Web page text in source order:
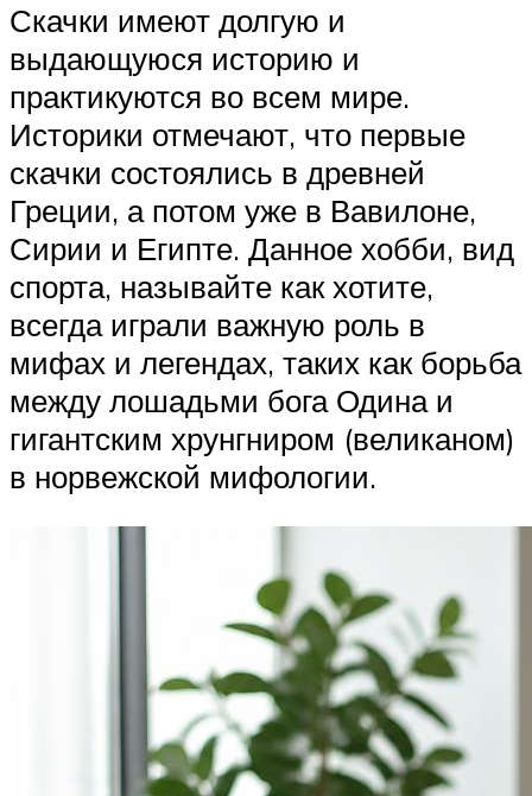
Скачки имеют долгую и
выдающуюся историю и
практикуются во всем мире.
Историки отмечают, что первые
скачки состоялись в древней
Греции, а потом уже в Вавилоне,
Сирии и Египте. Данное хобби, вид
спорта, называйте как хотите,
всегда играли важную роль в
мифах и легендах, таких как борьба
между лошадьми бога Одина и
гигантским хрунгниром (великаном)
в норвежской мифологии.